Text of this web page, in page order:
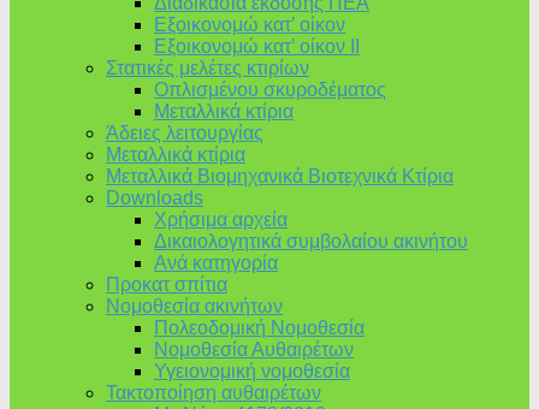
Εξοικονομώ κατ’ οίκoν
Εξοικονομώ κατ’ οίκον II
Στατικές μελέτες κτιρίων
Οπλισμένου σκυροδέματος
Μεταλλικά κτίρια
Άδειες λειτουργίας
Μεταλλικά κτίρια
Μεταλλικά Βιομηχανικά Βιοτεχνικά Κτίρια
Downloads
Χρήσιμα αρχεία
Δικαιολογητικά συμβολαίου ακινήτου
Ανά κατηγορία
Προκατ σπίτια
Νομοθεσία ακινήτων
Πολεοδομική Νομοθεσία
Νομοθεσία Αυθαιρέτων
Υγειονομική νομοθεσία
Τακτοποίηση αυθαιρέτων